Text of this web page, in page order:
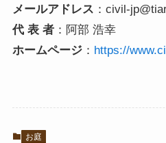
メールアドレス ：civil-
代 表 者：阿部 浩幸
ホームページ： https://
お庭